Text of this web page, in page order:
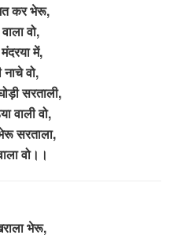
कर भेरू,
वो,
में,
नाचे वो,
सरताली,
वाली वो,
सरताला,
वो।।
भेरू,